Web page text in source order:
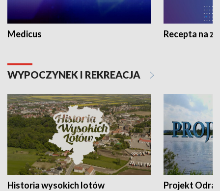
Medicus Recepta na
WYPOCZYNEK I REKREACJA
Historia wysokich lotów Projekt Odra